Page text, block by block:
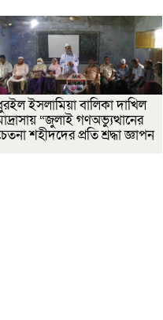
ইসলামিয়া বালিকা দাখিল
“জুলাই গণঅভ্যুত্থানের
শহীদদের প্রতি শ্রদ্ধা জ্ঞাপন